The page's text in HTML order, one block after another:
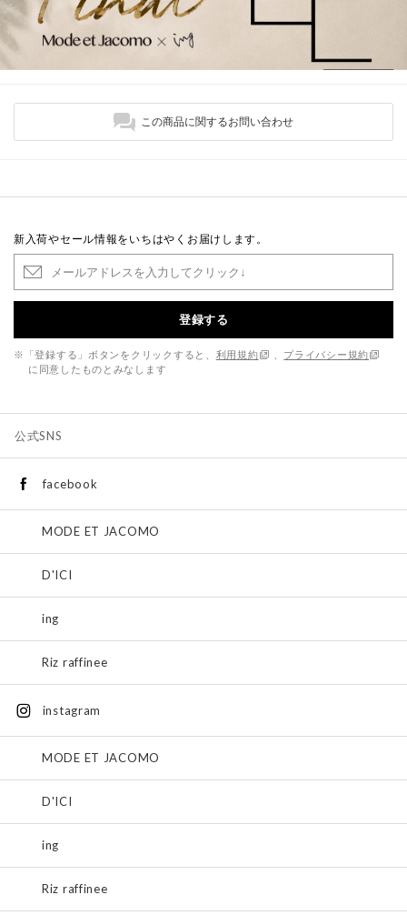
この商品に関するお問い合わせ
新入荷やセール情報をいちはやくお届けします。
登録する
※「登録する」ボタンをクリックすると、 利用規約
プライバシー規約
に同意したものとみなします
公式SNS
facebook
MODE ET JACOMO
D'ICI
ing
Riz raffinee
instagram
MODE ET JACOMO
D'ICI
ing
Riz raffinee